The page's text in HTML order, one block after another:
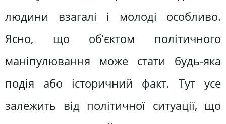
людини взагалі і молоді особливо.
Ясно, що об’єктом політичного
маніпулювання може стати будь-яка
подія або історичний факт. Тут усе
залежить від політичної ситуації, що